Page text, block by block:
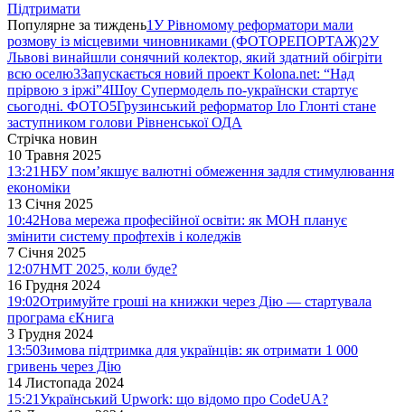
Підтримати
Популярне за тиждень1У Рівномому реформатори мали
розмову із місцевими чиновниками (ФОТОРЕПОРТАЖ)2У
Львові винайшли сонячний колектор, який здатний обігріти
всю оселю3Запускається новий проект Kolona.net: “Над
прірвою з іржі”4Шоу Супермодель по-українски стартує
сьогодні. ФОТО5Грузинський реформатор Іло Глонті стане
заступником голови Рівненської ОДА
Стрічка новин
10 Травня 2025
13:21НБУ пом’якшує валютні обмеження задля стимулювання
економіки
13 Січня 2025
10:42Нова мережа професійної освіти: як МОН планує
змінити систему профтехів і коледжів
7 Січня 2025
12:07НМТ 2025, коли буде?
16 Грудня 2024
19:02Отримуйте гроші на книжки через Дію — стартувала
програма єКнига
3 Грудня 2024
13:50Зимова підтримка для українців: як отримати 1 000
гривень через Дію
14 Листопада 2024
15:21Український Upwork: що відомо про CodeUA?